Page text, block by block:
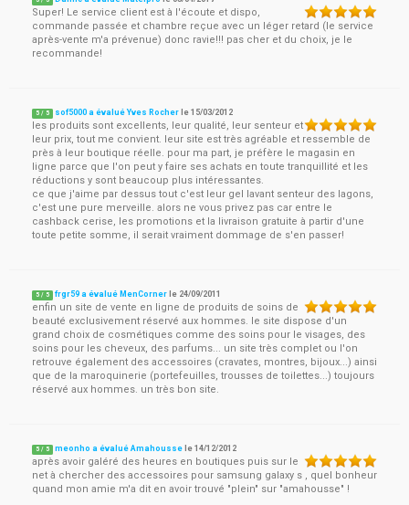
Super! Le service client est à l'écoute et dispo,
commande passée et chambre reçue avec un léger retard (le service
après-vente m'a prévenue) donc ravie!!! pas cher et du choix, je le
recommande!
5 / 5 sof5000 a évalué Yves Rocher le15/03/2012
les produits sont excellents, leur qualité, leur senteur et
leur prix, tout me convient. leur site est très agréable et ressemble de
près à leur boutique réelle. pour ma part, je préfère le magasin en
ligne parce que l'on peut y faire ses achats en toute tranquillité et les
réductions y sont beaucoup plus intéressantes.
ce que j'aime par dessus tout c'est leur gel lavant senteur des lagons,
c'est une pure merveille. alors ne vous privez pas car entre le
cashback cerise, les promotions et la livraison gratuite à partir d'une
toute petite somme, il serait vraiment dommage de s'en passer!
5 / 5 frgr59 a évalué MenCorner le 24/09/2011
enfin un site de vente en ligne de produits de soins de
beauté exclusivement réservé aux hommes. le site dispose d'un
grand choix de cosmétiques comme des soins pour le visages, des
soins pour les cheveux, des parfums... un site très complet ou l'on
retrouve également des accessoires (cravates, montres, bijoux...) ainsi
que de la maroquinerie (portefeuilles, trousses de toilettes...) toujours
réservé aux hommes. un très bon site.
5 / 5 meonho a évalué Amahousse le14/12/2012
après avoir galéré des heures en boutiques puis sur le
net à chercher des accessoires pour samsung galaxy s , quel bonheur
quand mon amie m'a dit en avoir trouvé "plein" sur "amahousse" !